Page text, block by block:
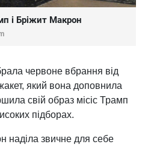
і Бріжит Макрон
червоне вбрання від
який вона доповнила
свій образ місіс Трамп
підборах.
наділа звичне для себе